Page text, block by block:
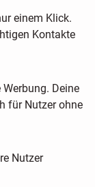
einem Klick.
Kontakte
Deine
für Nutzer ohne
Nutzer